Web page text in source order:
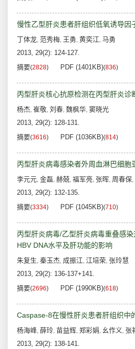
慢性乙型肝炎患者肝组织低氧诱导因
丁体龙, 范秀梅, 王勇, 黄奕江, 马勇
2013, 29(2): 124-127.
摘要(2828) PDF (1401KB)(836)
丙型肝炎核心抗原检测在丙型肝炎诊
杨杰, 崔敬, 刘春, 魏枫华, 窦晓光
2013, 29(2): 128-131.
摘要(3616) PDF (1036KB)(814)
丙型肝炎病毒感染者外周血淋巴细胞
李元元, 金磊, 赫兢, 福军亮, 张晖, 周春保,
2013, 29(2): 132-135.
摘要(3334) PDF (1045KB)(710)
丙型肝炎病毒/乙型肝炎病毒重叠感
HBV DNA水平及肝功能的影响
朱复生, 秦玉杰, 成振江, 江培荣, 张玲慧
2013, 29(2): 136-137+141.
摘要(2696) PDF (1990KB)(618)
Caspase-8在慢性肝炎患者肝组织中
杨海峰, 薛玲, 苗益辉, 郑彩娟, 幺作义, 张
2013, 29(2): 138-141.